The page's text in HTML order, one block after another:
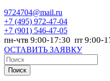
9724704@mail.ru
+7 (495) 972-47-04
+7 (901) 546-47-05
пн-чтв 9:00-17:30 пт 9:00-
ОСТАВИТЬ ЗАЯВКУ
Поиск